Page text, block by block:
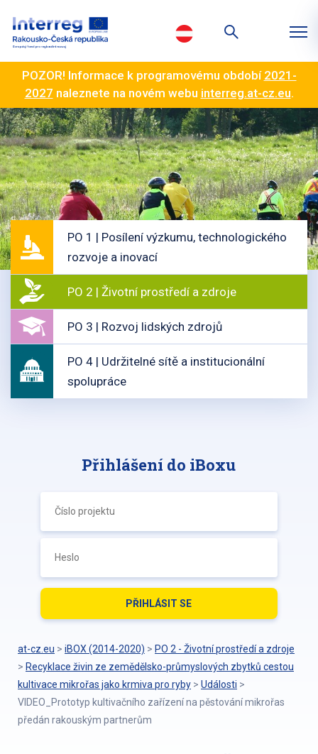
POZOR! Informace k programovému období 2021-
2027 naleznete na novém webu interreg.at-cz.eu.
PO 1 | Posílení výzkumu, technologického
rozvoje a inovací
PO 2 | Životní prostředí a zdroje
PO 3 | Rozvoj lidských zdrojů
PO 4 | Udržitelné sítě a institucionální
spolupráce
Přihlášení do iBoxu
at-cz.eu > iBOX (2014-2020) > PO 2 - Životní prostředí a zdroje
> Recyklace živin ze zemědělsko-průmyslových zbytků cestou
kultivace mikrořas jako krmiva pro ryby > Události >
VIDEO_Prototyp kultivačního zařízení na pěstování mikrořas
předán rakouským partnerům